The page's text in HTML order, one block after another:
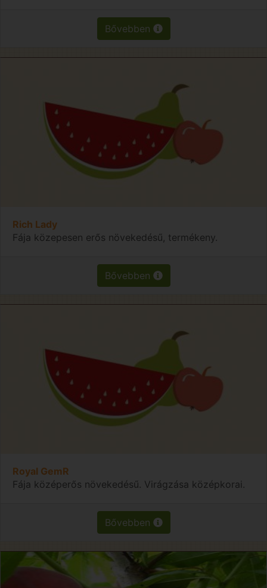
Bővebben
Rich Lady
Fája közepesen erős növekedésű, termékeny.
Bővebben
Royal GemR
Fája középerős növekedésű. Virágzása középkorai.
Bővebben